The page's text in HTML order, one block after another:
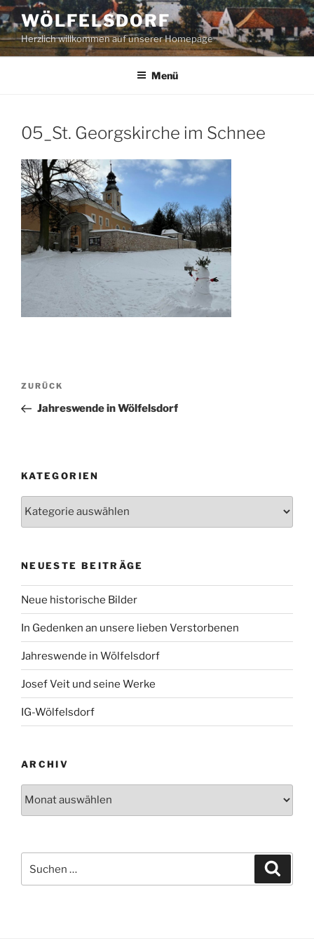
Zum
Inhalt
springen
WÖLFELSDORF
Herzlich willkommen auf unserer Homepage
Menü
05_St. Georgskirche im Schnee
Beitragsnavigation
Vorheriger
Beitrag
ZURÜCK
Jahreswende in Wölfelsdorf
KATEGORIEN
NEUESTE BEITRÄGE
Neue historische Bilder
In Gedenken an unsere lieben Verstorbenen
Jahreswende in Wölfelsdorf
Josef Veit und seine Werke
IG-Wölfelsdorf
ARCHIV
nach: